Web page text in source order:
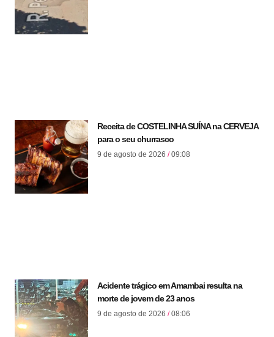
Receita de COSTELINHA SUÍNA na CERVEJA
para o seu churrasco
9 de agosto de 2026 09:08
Acidente trágico em Amambai resulta na
morte de jovem de 23 anos
9 de agosto de 2026 08:06